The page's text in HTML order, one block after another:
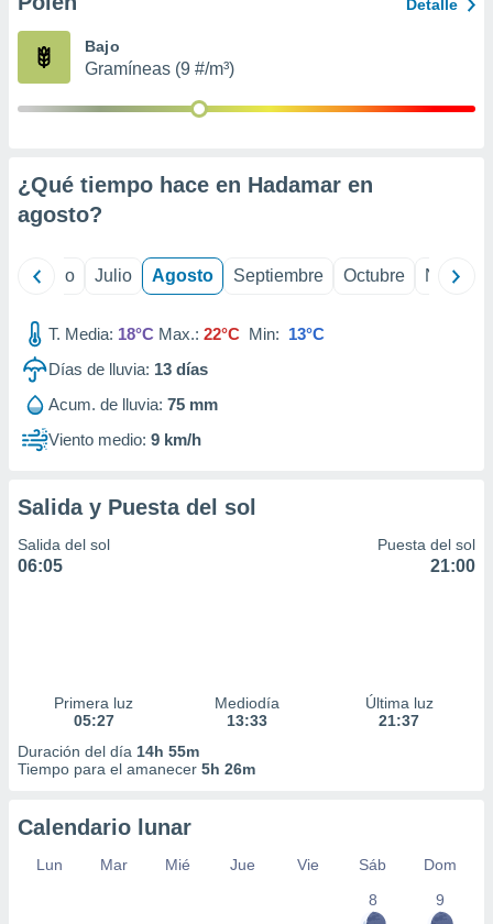
e
1199
Detalle
Bajo
Gramíneas (9 #/m³)
¿Qué tiempo hace en Hadamar en
agosto?
Junio Julio Agosto Septiembre Octubre
T. Media: 18°C Max.: 22°C Min: 13°C
Días de lluvia: 13 días
Acum. de lluvia: 75 mm
Viento medio: 9 km/h
Salida y Puesta del sol
Salida del sol
06:05
Puesta del sol
21:00
Primera luz
05:27
Mediodía
13:33
Última luz
21:37
Duración del día 14h 55m
Tiempo para el amanecer 5h 26m
Calendario lunar
Lun Mar Mié Jue Vie Sáb
Dom
8
9